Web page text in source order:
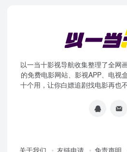
以一当十影视导航收集整理了全网
的免费电影网站、影视APP、电视
十个用，让你白嫖追剧找电影再也
关于我们 友链申请 免责声明